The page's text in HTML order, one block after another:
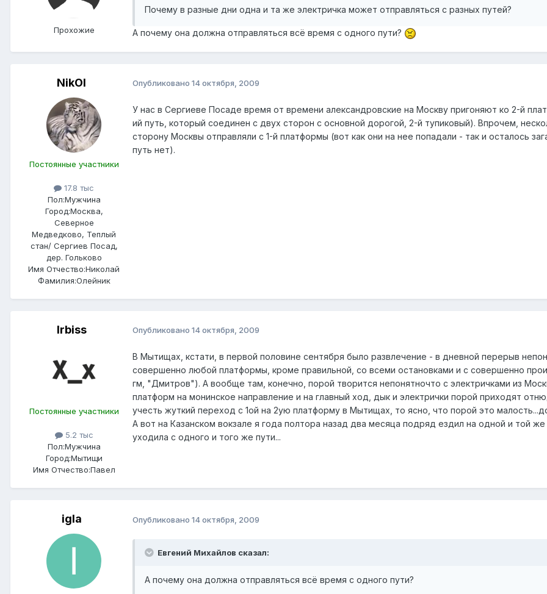
Прохожие
Почему в разные дни одна и та же электричка может отправляться с разных путей?
А почему она должна отправляться всё время с одного пути?
NikOl
Постоянные участники
17.8 тыс
Пол:Мужчина
Город:Москва,
Северное
Медведково, Теплый
стан/ Сергиев Посад,
дер. Гольково
Имя Отчество:Николай
Фамилия:Олейник
Опубликовано 14 октября, 2009
У нас в Сергиеве Посаде время от времени александровские на Москву пригоняют ко 2-й
ий путь, который соединен с двух сторон с основной дорогой, 2-й тупиковый). Впрочем,
сторону Москвы отправляли с 1-й платформы (вот как они на нее попадали - так и осталось
путь нет).
Irbiss
Постоянные участники
5.2 тыс
Пол:Мужчина
Город:Мытищи
Имя Отчество:Павел
Опубликовано 14 октября, 2009
В Мытищах, кстати, в первой половине сентября было развлечение - в дневной перерыв
совершенно любой платформы, кроме правильной, со всеми остановками и с совершенно
гм, "Дмитров"). А вообще там, конечно, порой творится непонятночто с электричками из
платформ на монинское направление и на главный ход, дык и электрички порой приходят
учесть жуткий переход с 1ой на 2ую платформу в Мытищах, то ясно, что порой это
А вот на Казанском вокзале я года полтора назад два месяца подряд ездил на одной и той
уходила с одного и того же пути...
igla Опубликовано 14 октября, 2009
Евгений Михайлов сказал:
А почему она должна отправляться всё время с одного пути?